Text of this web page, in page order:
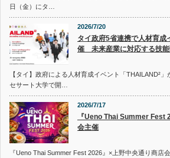
日（金）にタ…
2026/7/20
タイ政府5省連携で人材育成
催 未来産業に対応する技
【タイ】政府による人材育成イベント「THAILAND²
セサート大学で開…
2026/7/17
『Ueno Thai Summer Fest
会主催
『Ueno Thai Summer Fest 2026』×上野中央通り商店